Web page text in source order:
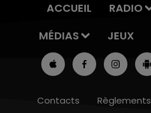
ACCUEIL RADIO
MÉDIAS
JEUX
Contacts Règlements